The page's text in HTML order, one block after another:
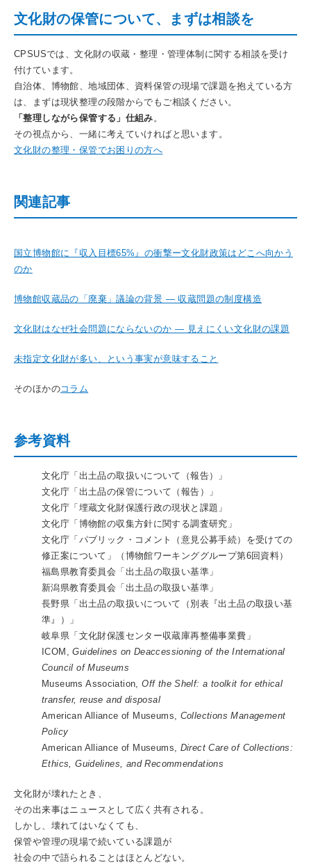
文化財の保管について、まずは相談を
CPSUSでは、文化財の収蔵・整理・管理体制に関する相談を受け
付けています。
自治体、博物館、地域団体、資料保管の現場で課題を抱えている方
は、まずは現状整理の段階からでもご相談ください。
「整理しながら保管する」仕組み 。
その視点から、一緒に考えていければと思います。
文化財の整理・保管でお困りの方へ
関連記事
国立博物館に『収入目標65%』の衝撃ー文化財政策はどこへ向かう
のか
博物館収蔵品の「廃棄」議論の背景 ― 収蔵問題の制度構造
文化財はなぜ社会問題にならないのか ― 見えにくい文化財の課題
未指定文化財が多い、という事実が意味すること
そのほかのコラム
参考資料
文化庁「出土品の取扱いについて（報告）」
文化庁「出土品の保管について（報告）」
文化庁「埋蔵文化財保護行政の現状と課題」
文化庁「博物館の収集方針に関する調査研究」
文化庁「パブリック・コメント（意見公募手続）を受けての
修正案について」（博物館ワーキンググループ第6回資料）
福島県教育委員会「出土品の取扱い基準」
新潟県教育委員会「出土品の取扱い基準」
長野県「出土品の取扱いについて（別表『出土品の取扱い基
準』）」
岐阜県「文化財保護センター収蔵庫再整備事業費」
ICOM,Guidelines on Deaccessioning of the International
Council of Museums
Museums Association,Off the Shelf: a toolkit for ethical
transfer, reuse and disposal
American Alliance of Museums, Collections Management
Policy
American Alliance of Museums, Direct Care of Collections:
Ethics, Guidelines, and Recommendations
文化財が壊れたとき、
その出来事はニュースとして広く共有される。
しかし、壊れてはいなくても、
保管や管理の現場で続いている課題が
社会の中で語られることはほとんどない。